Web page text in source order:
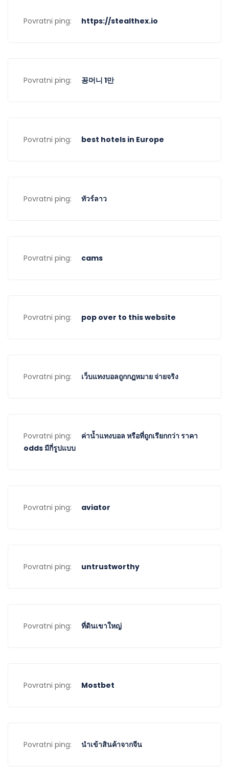
Povratni ping: https://stealthex.io
Povratni ping: 꽁머니 1만
Povratni ping: best hotels in Europe
Povratni ping: ทัวร์ลาว
Povratni ping: cams
Povratni ping: pop over to this website
Povratni ping: เว็บแทงบอลถูกกฎหมาย จ่ายจริง
Povratni ping:
ค่าน้ำแทงบอล หรือที่ถูกเรียกกว่า ราคา
odds มีกี่รูปแบบ
Povratni ping: aviator
Povratni ping: untrustworthy
Povratni ping: ที่ดินเขาใหญ่
Povratni ping: Mostbet
Povratni ping: นำเข้าสินค้าจากจีน